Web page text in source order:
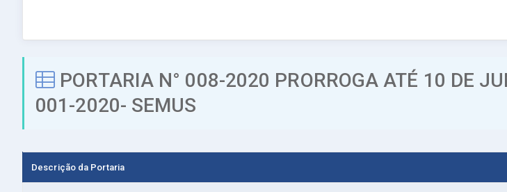
PORTARIA N° 008-2020 PRORROGA ATÉ 10 DE
001-2020- SEMUS
Descrição da Portaria